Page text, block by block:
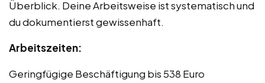
Überblick. Deine Arbeitsweise ist systematisch und
du dokumentierst gewissenhaft.
Arbeitszeiten:
Geringfügige Beschäftigung bis 538 Euro